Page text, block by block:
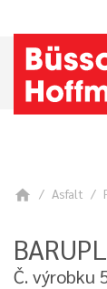
home Asfalt
Č. výrobku